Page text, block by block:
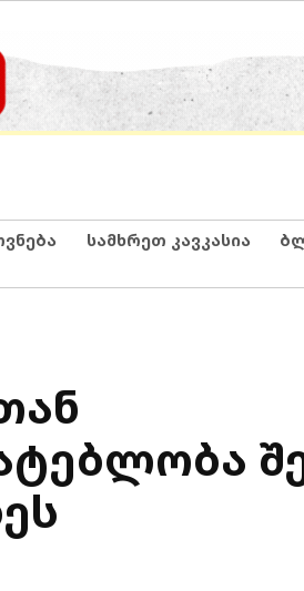
სამხრეთ კავკასია